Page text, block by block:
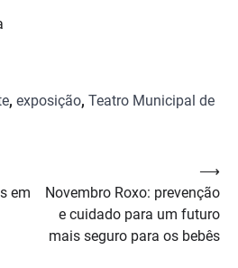
, exposição, Teatro Municipal de
em
Novembro Roxo: prevenção
e cuidado para um futuro
mais seguro para os bebês
⟶